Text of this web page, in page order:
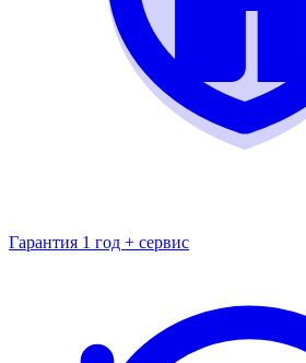
Гарантия 1 год + сервис